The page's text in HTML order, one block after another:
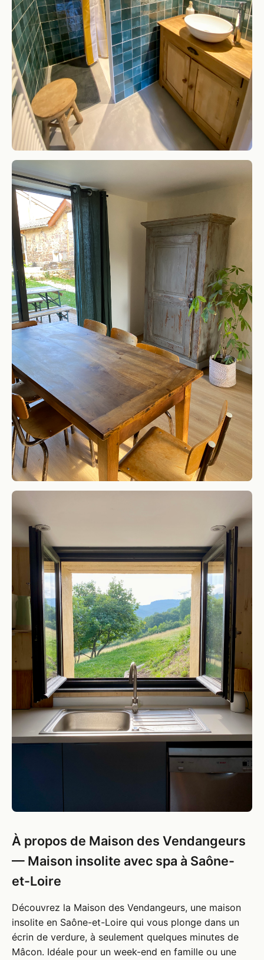
À propos de Maison des Vendangeurs
— Maison insolite avec spa à Saône-
et-Loire
Découvrez la Maison des Vendangeurs, une maison
insolite en Saône-et-Loire qui vous plonge dans un
écrin de verdure, à seulement quelques minutes de
Mâcon. Idéale pour un week-end en famille ou une